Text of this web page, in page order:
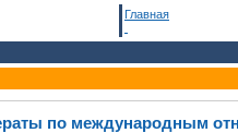
Главная
по международным